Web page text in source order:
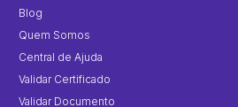
Blog
Quem Somos
Central de Ajuda
Validar Certificado
Validar Documento